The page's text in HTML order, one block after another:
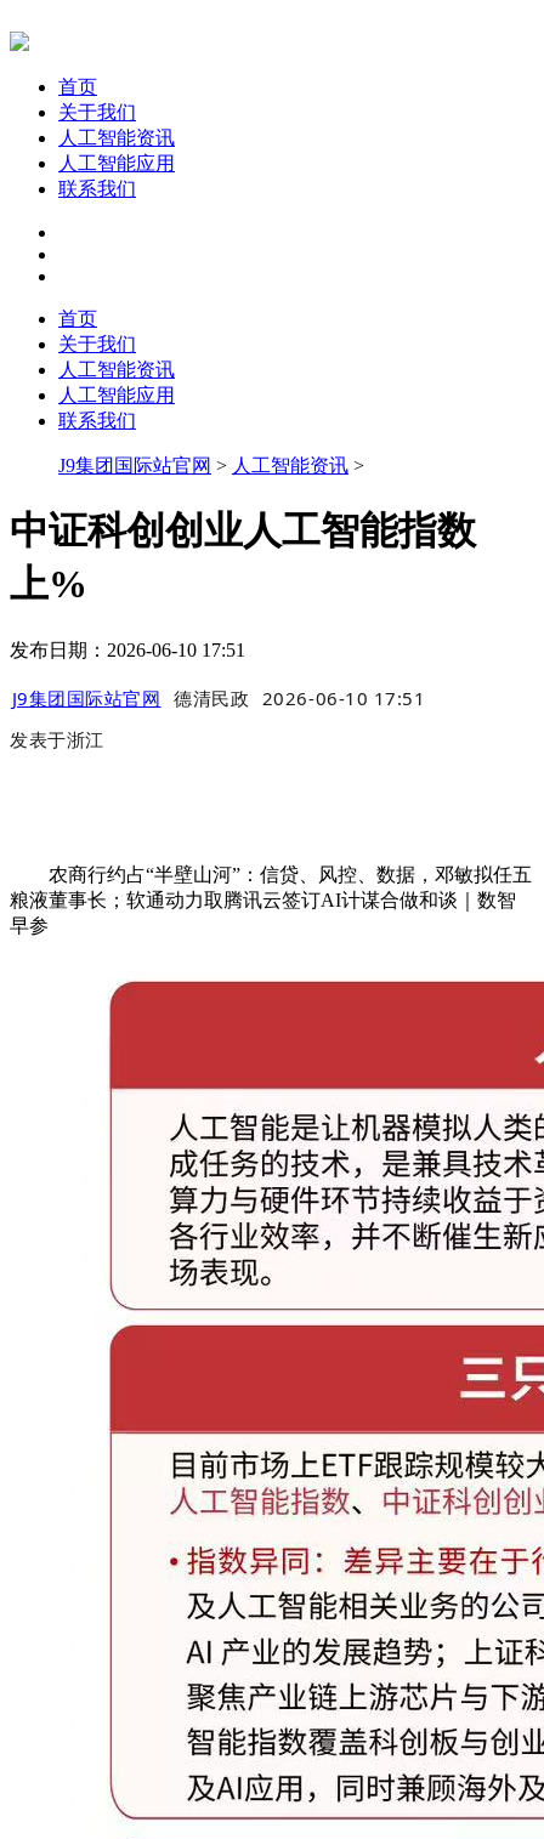
首页
关于我们
人工智能资讯
人工智能应用
联系我们
首页
关于我们
人工智能资讯
人工智能应用
联系我们
J9集团国际站官网 > 人工智能资讯 >
中证科创创业人工智能指数
上%
发布日期：2026-06-10 17:51
J9集团国际站官网 德清民政 2026-06-10 17:51
发表于浙江
农商行约占“半壁山河”：信贷、风控、数据，邓敏拟任五
粮液董事长；软通动力取腾讯云签订AI计谋合做和谈｜数智
早参